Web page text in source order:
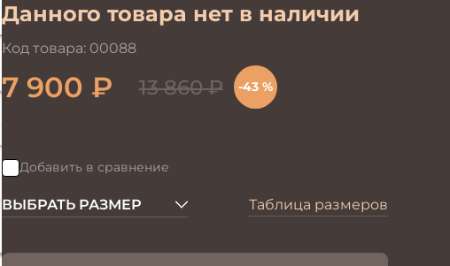
Данного товара нет в наличии
Код товара: 00088
7 900 ₽ 13 860₽ -43 %
Добавить в сравнение
ВЫБРАТЬ РАЗМЕР Таблица размеров